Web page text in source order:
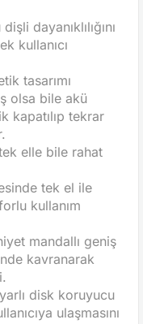
dayanıklılığını
kullanıcı
tasarımı
olsa bile akü
kapatılıp tekrar
elle bile rahat
tek el ile
kullanım
mandallı geniş
kavranarak
disk koruyucu
ulaşmasını